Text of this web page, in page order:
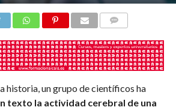
historia, un grupo de científicos ha
texto la actividad cerebral de una